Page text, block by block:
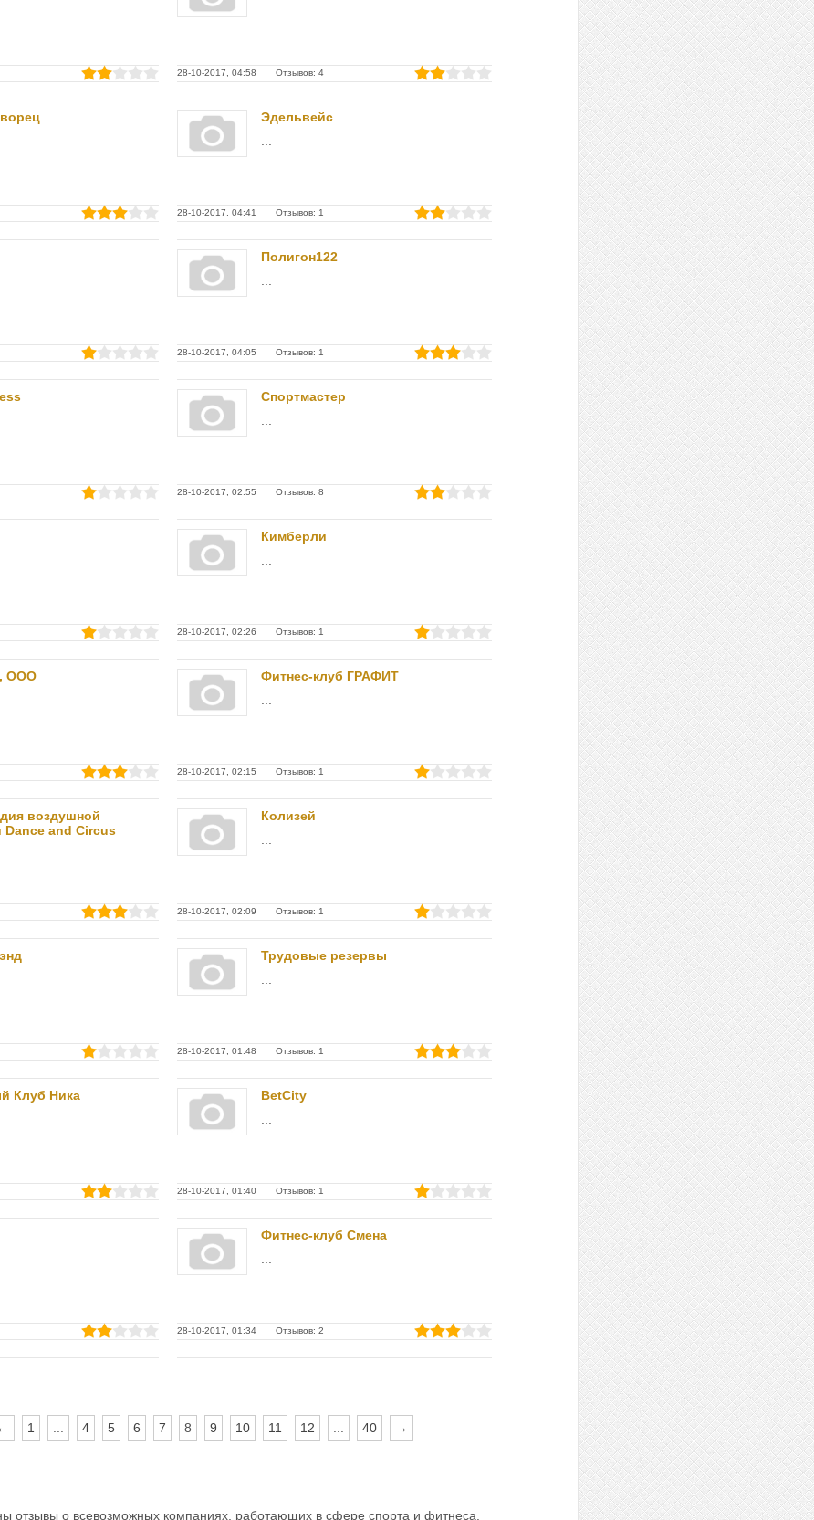
28-10-2017, 04:58 Отзывов: 4
Эдельвейс
28-10-2017, 04:41 Отзывов: 1
Полигон122
28-10-2017, 04:05 Отзывов: 1
Спортмастер
28-10-2017, 02:55 Отзывов: 8
Кимберли
28-10-2017, 02:26 Отзывов: 1
ООО
Фитнес-клуб ГРАФИТ
28-10-2017, 02:15 Отзывов: 1
воздушной
Dance and Circus
Колизей
28-10-2017, 02:09 Отзывов: 1
Трудовые резервы
28-10-2017, 01:48 Отзывов: 1
Клуб Ника
BetCity
28-10-2017, 01:40 Отзывов: 1
Фитнес-клуб Смена
28-10-2017, 01:34 Отзывов: 2
← 1 4 5 6 7 8 9 10 11 12 40 →
отзывы о всевозможных компаниях, работающих в сфере спорта и фитнеса.